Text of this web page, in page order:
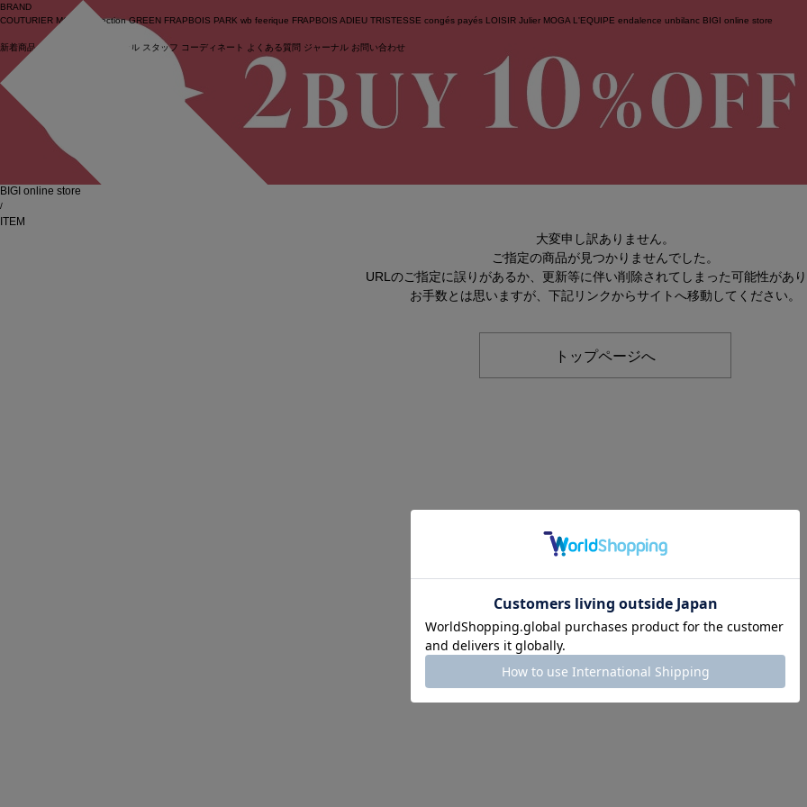
ログイン
BRAND
COUTURIER MOGA Collection GREEN FRAPBOIS PARK wb feerique FRAPBOIS ADIEU TRISTESSE congés payés LOISIR Julier MOGA L'EQUIPE endalence unbilanc BIGI online store
新着商品 (ライブ) セール スタッフ コーディネート よくある質問 ジャーナル お問い合わせ
BIGI online store
/
ITEM
大変申し訳ありません。
ご指定の商品が見つかりませんでした。
URLのご指定に誤りがあるか、更新等に伴い削除されてしまった可能性があ
お手数とは思いますが、下記リンクからサイトへ移動してください。
トップページへ